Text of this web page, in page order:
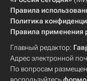
Правила
Политика
Правила применения
Главный редактор:
Адрес электронной
По вопросам